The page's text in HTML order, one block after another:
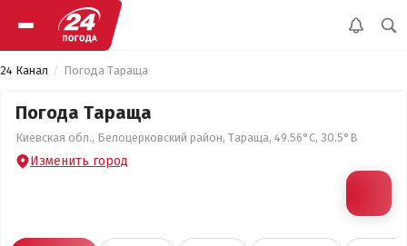
24 Канал Погода Тараща
Погода Тараща
Киевская обл., Белоцерковский район, Тараща, 49.56°С, 30.5°В
Изменить город